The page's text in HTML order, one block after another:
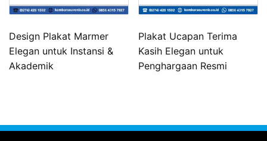
Design Plakat Marmer
Elegan untuk Instansi &
Akademik
Plakat Ucapan Terima
Kasih Elegan untuk
Penghargaan Resmi